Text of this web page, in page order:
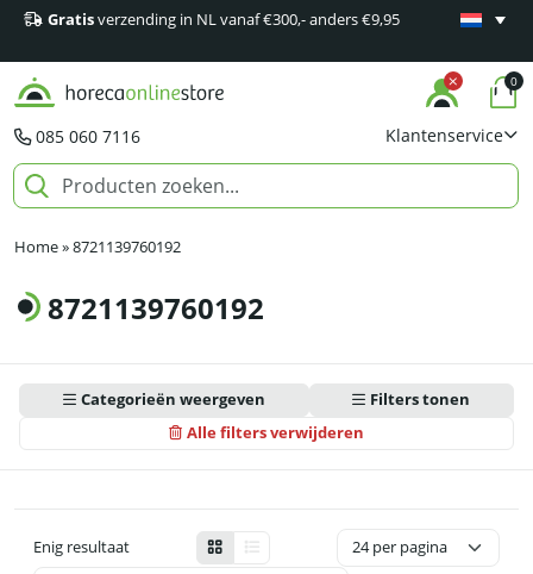
Gratisverzending in NL vanaf €300,- anders €9,95
Minimaal
085 060 7116 Klantenservice
0
Home»8721139760192
8721139760192
Categorieën weergeven
Alle filters verwijderen
Filters tonen
Enig resultaat